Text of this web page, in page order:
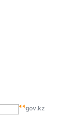
gov.kz